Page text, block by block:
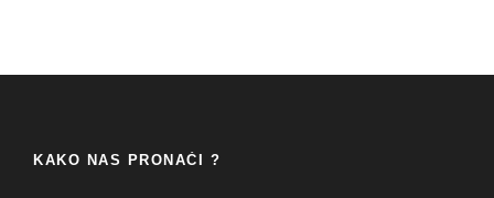
KAKO NAS PRONAĆI ?